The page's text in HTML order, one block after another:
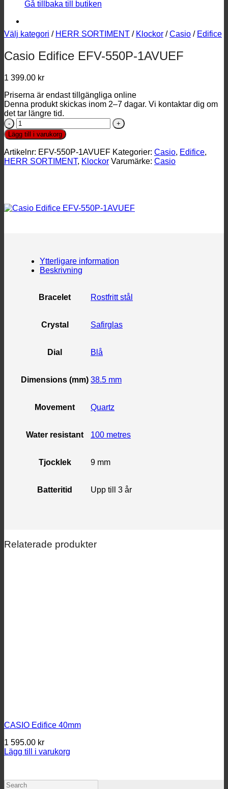
Gå tillbaka till butiken
Välj kategori / HERR SORTIMENT / Klockor / Casio / Edifice
Casio Edifice EFV-550P-1AVUEF
1 399.00 kr
Priserna är endast tillgängliga online
Denna produkt skickas inom 2–7 dagar. Vi kontaktar dig om
det tar längre tid.
Casio
Edifice
EFV-
550P-
1AVUEF
mängd
Lägg till i varukorg
Artikelnr: EFV-550P-1AVUEF Kategorier: Casio, Edifice,
HERR SORTIMENT, Klockor Varumärke: Casio
Ytterligare information
Beskrivning
Bracelet Rostfritt stål
Crystal Safirglas
Dial Blå
Dimensions (mm) 38.5 mm
Movement Quartz
Water resistant 100 metres
Tjocklek 9 mm
Batteritid Upp till 3 år
Relaterade produkter
CASIO Edifice 40mm
1 595.00 kr
Lägg till i varukorg
Search